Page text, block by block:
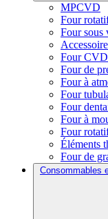
MPCVD
Four
Four sous
Four
Four de
Four à
Four
Four
Four à
Four
Éléments
Four de
Consommables